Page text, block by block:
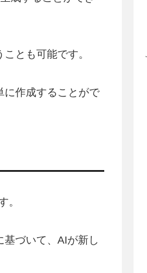
とも可能です。
に作成することがで
。
づいて、AIが新し